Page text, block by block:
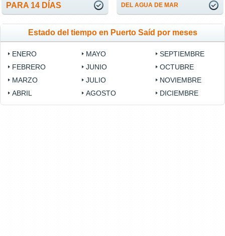
PARA 14 DÍAS DEL AGUA DE MAR
Estado del tiempo en Puerto Saíd por meses
ENERO
FEBRERO
MARZO
ABRIL
MAYO
JUNIO
JULIO
AGOSTO
SEPTIEMBRE
OCTUBRE
NOVIEMBRE
DICIEMBRE